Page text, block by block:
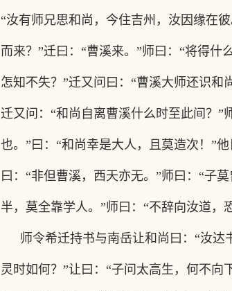
“汝有师兄思和尚，今住吉州，汝因缘在
而来？”迁曰：“曹溪来。”师曰：“将得什
怎知不失？”迁又问曰：“曹溪大师还识和
迁又问：“和尚自离曹溪什么时至此间？”
也。”曰：“和尚幸是大人，且莫造次！”
曰：“非但曹溪，西天亦无。”师曰：“子
半，莫全靠学人。”师曰：“不辞向汝道，
师令希迁持书与南岳让和尚曰： “汝达
灵时如何？”让曰：“子问太高生，何不向